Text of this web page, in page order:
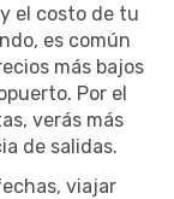
el costo de tu
es común
más bajos
Por el
verás más
de salidas.
viajar